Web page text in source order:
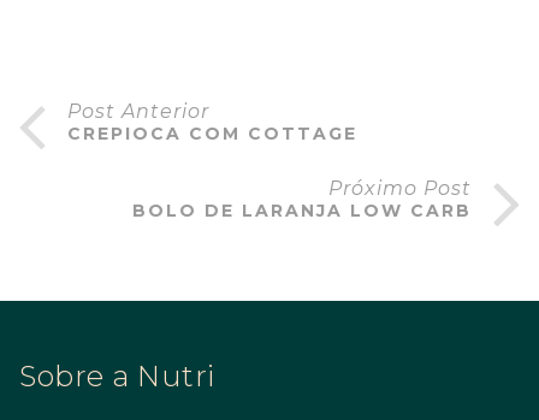
Post Anterior
CREPIOCA COM COTTAGE
Próximo Post
BOLO DE LARANJA LOW CARB
Sobre a Nutri